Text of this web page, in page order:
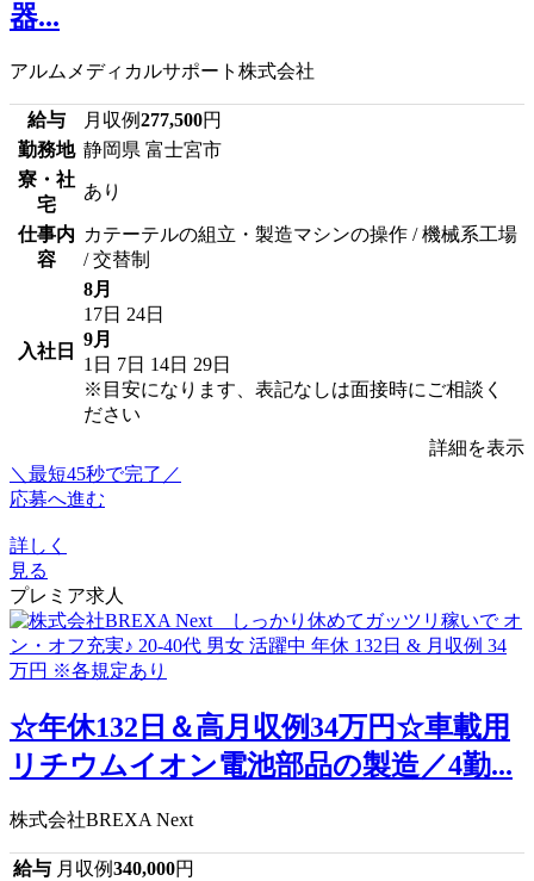
器...
アルムメディカルサポート株式会社
給与 月収例277,500円
勤務地 静岡県 富士宮市
寮・社
宅
あり
仕事内
容
カテーテルの組立・製造マシンの操作 / 機械系工場
/ 交替制
入社日
8月
17日 24日
9月
1日 7日 14日 29日
※目安になります、表記なしは面接時にご相談く
ださい
詳細を表示
＼最短45秒で完了／
応募へ進む
詳しく
見る
プレミア求人
☆年休132日＆高月収例34万円☆車載用
リチウムイオン電池部品の製造／4勤...
株式会社BREXA Next
給与 月収例340,000円